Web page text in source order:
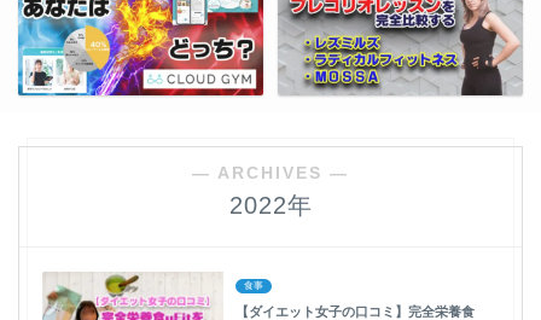
― ARCHIVES ―
2022年
食事
【ダイエット女子の口コミ】完全栄養食